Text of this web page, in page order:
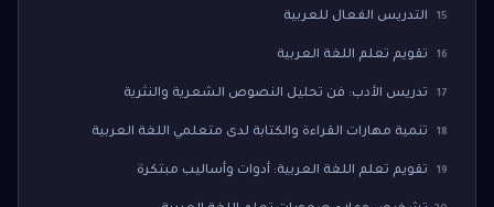
15 التدريس الفعال للعربية
16 تقويم تعلم اللغة العربية
17 تدريس الأدب: فن تحليل النصوص الشعرية والنثرية
18 تنمية مهارات القراءة والكتابة لدى متعلمي اللغة العربية
19 تقويم تعلم اللغة العربية: أدوات وأساليب مبتكرة